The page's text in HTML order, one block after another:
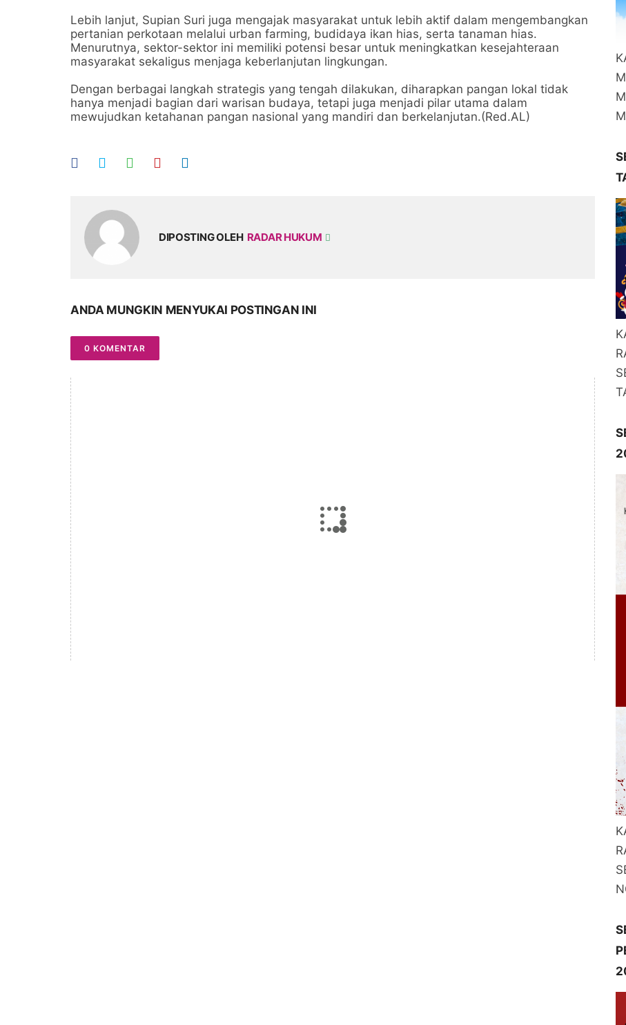
Lebih lanjut, Supian Suri juga mengajak masyarakat untuk lebih aktif dalam mengembangkan
pertanian perkotaan melalui urban farming, budidaya ikan hias, serta tanaman hias.
Menurutnya, sektor-sektor ini memiliki potensi besar untuk meningkatkan kesejahteraan
masyarakat sekaligus menjaga keberlanjutan lingkungan.
Dengan berbagai langkah strategis yang tengah dilakukan, diharapkan pangan lokal tidak
hanya menjadi bagian dari warisan budaya, tetapi juga menjadi pilar utama dalam
mewujudkan ketahanan pangan nasional yang mandiri dan berkelanjutan.(Red.AL)
DIPOSTING OLEH RADAR HUKUM
ANDA MUNGKIN MENYUKAI POSTINGAN INI
0 KOMENTAR